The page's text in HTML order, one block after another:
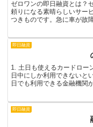
ゼロワンの即日融資とは？
頼りになる素晴らしいサー
つきものです。急に車が故
即日融資
1. 土日も使えるカードロー
日中にしか利用できないと
日でも利用できる金融機関
即日融資